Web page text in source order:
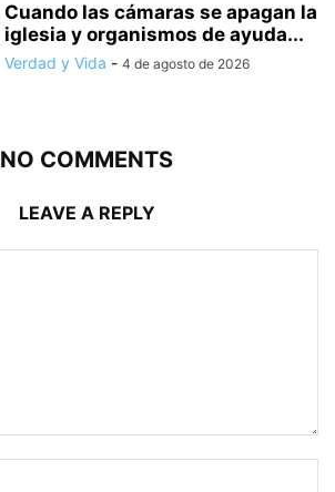
Cuando las cámaras se apagan la
iglesia y organismos de ayuda...
Verdad y Vida - 4 de agosto de 2026
NO COMMENTS
LEAVE A REPLY